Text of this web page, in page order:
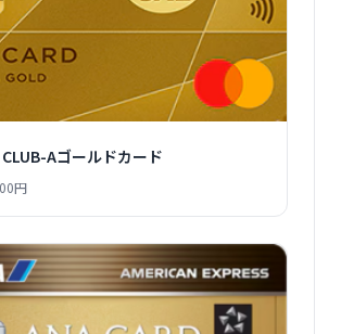
Aゴールドカード
円